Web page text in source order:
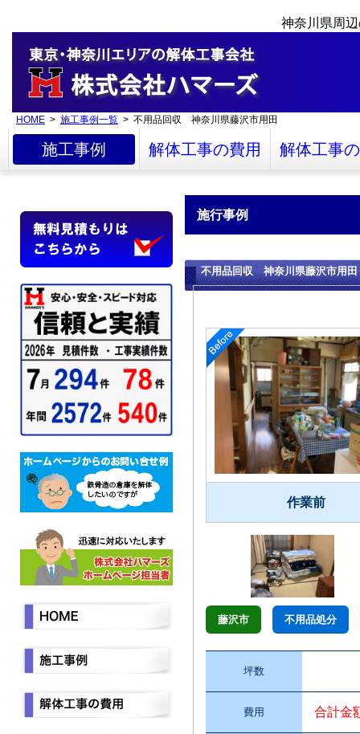
神奈川県周
HOME > 施工事例一覧 > 不用品回収 神奈川県藤沢市用田
施工事例 解体工事の費用 解体工事
施行事例
不用品回収 神奈川県藤沢市用田
作業前
藤沢市 不用品処分
坪数
費用 合計金